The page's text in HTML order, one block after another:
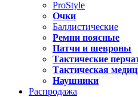
ProStyle
Очки
Баллистические
Ремни поясные
Патчи и шевроны
Тактические
Тактическая
Наушники
Распродажа